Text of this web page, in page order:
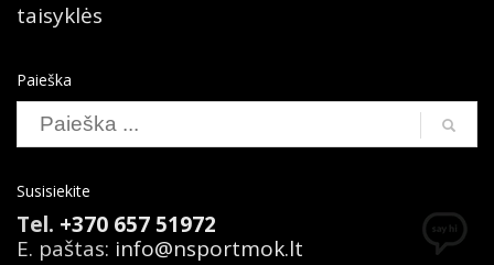
taisyklės
Paieška
Susisiekite
Tel. +370 657 51972
E. paštas: info@nsportmok.lt